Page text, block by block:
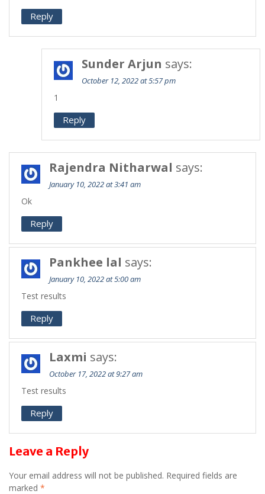
Reply
Sunder Arjun says:
October 12, 2022 at 5:57 pm
1
Reply
Rajendra Nitharwal says:
January 10, 2022 at 3:41 am
Ok
Reply
Pankhee lal says:
January 10, 2022 at 5:00 am
Test results
Reply
Laxmi says:
October 17, 2022 at 9:27 am
Test results
Reply
Leave a Reply
Your email address will not be published. Required fields are
marked *